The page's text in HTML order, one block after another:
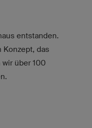
entstanden.
Konzept, das
über 100